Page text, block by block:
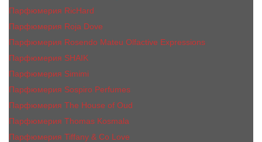
Парфюмерия RicHard
Парфюмерия Roja Dove
Парфюмерия Rosendo Mateu Olfactive Expressions
Парфюмерия SHAIK
Парфюмерия Simimi
Парфюмерия Sospiro Perfumes
Парфюмерия The House of Oud
Парфюмерия Thomas Kosmala
Парфюмерия Tiffany & Co Love